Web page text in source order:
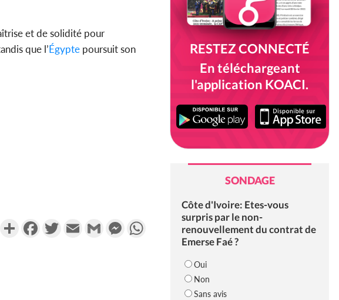
et de solidité pour
que l’Égypte poursuit son
PartagerFacebookTwitterEmail Gmail MessengerWhatsApp
RESTEZ CONNECTÉ
En téléchargeant
l'application KOACI.
SONDAGE
Côte d'Ivoire: Etes-vous
surpris par le non-
renouvellement du contrat de
Emerse Faé ?
Oui
Non
Sans avis